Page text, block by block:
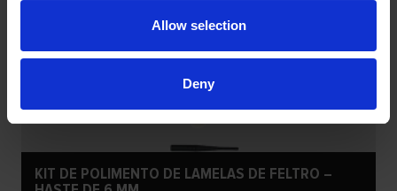
Allow selection
Deny
KIT DE POLIMENTO DE LAMELAS DE FELTRO –